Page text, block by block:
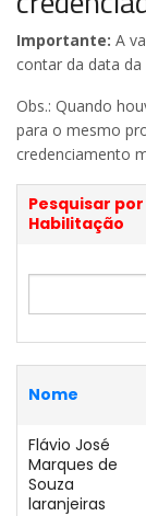
Importante: A
contar da data da
Obs.: Quando
para o mesmo
credenciamento
Pesquisar
Habilitação
Nome
Flávio José
Marques de
Souza
laranjeiras